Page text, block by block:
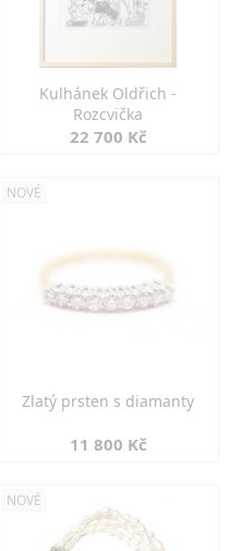
Kulhánek Oldřich -
Rozcvička
22 700 Kč
NOVÉ
Zlatý prsten s diamanty
11 800 Kč
NOVÉ